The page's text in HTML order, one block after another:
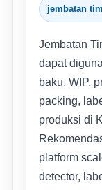
jembatan
Jembatan
dapat
baku, WIP,
packing,
produksi di
platform
detector,